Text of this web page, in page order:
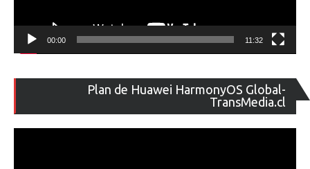
00:00 11:32
Plan de Huawei HarmonyOS Global-
TransMedia.cl
de